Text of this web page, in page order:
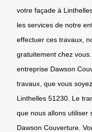
votre façade à
les services de notre
effectuer ces travaux,
gratuitement chez
entreprise Dawson
travaux, que vous
Linthelles 51230. Le
que nous allons utiliser
Dawson Couverture.